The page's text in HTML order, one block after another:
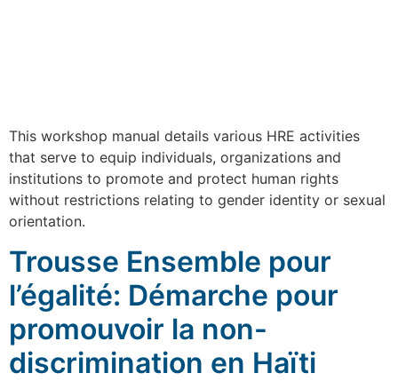
This workshop manual details various HRE activities
that serve to equip individuals, organizations and
institutions to promote and protect human rights
without restrictions relating to gender identity or sexual
orientation.
Trousse Ensemble pour
l’égalité: Démarche pour
promouvoir la non-
discrimination en Haïti